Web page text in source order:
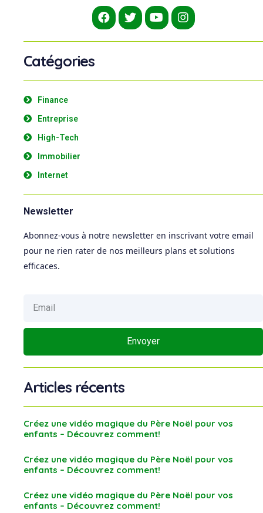
Catégories
Finance
Entreprise
High-Tech
Immobilier
Internet
Newsletter
Abonnez-vous à notre newsletter en inscrivant votre email
pour ne rien rater de nos meilleurs plans et solutions
efficaces.
Envoyer
Articles récents
Créez une vidéo magique du Père Noël pour vos
enfants – Découvrez comment!
Créez une vidéo magique du Père Noël pour vos
enfants – Découvrez comment!
Créez une vidéo magique du Père Noël pour vos
enfants – Découvrez comment!